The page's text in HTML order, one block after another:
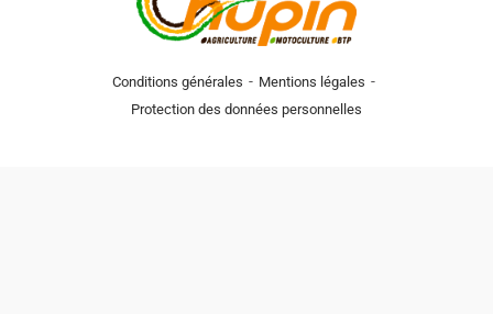
Conditions générales - Mentions légales -
Protection des données personnelles